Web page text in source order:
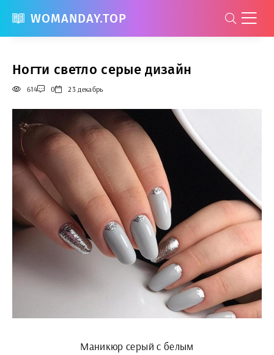
WOMANDAY.TOP
Ногти светло серые дизайн
614 0 23 декабрь
Маникюр серый с белым